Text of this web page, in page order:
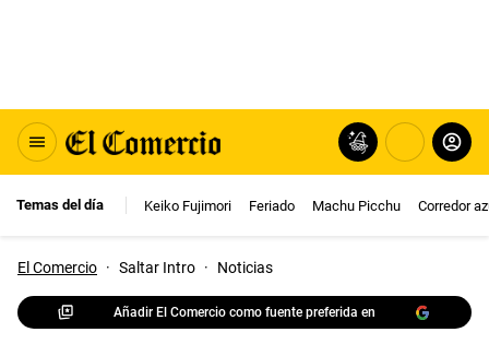
Temas del día Keiko Fujimori Feriado Machu Picchu Corredor
El Comercio · Saltar Intro · Noticias
Añadir El Comercio como fuente preferida en